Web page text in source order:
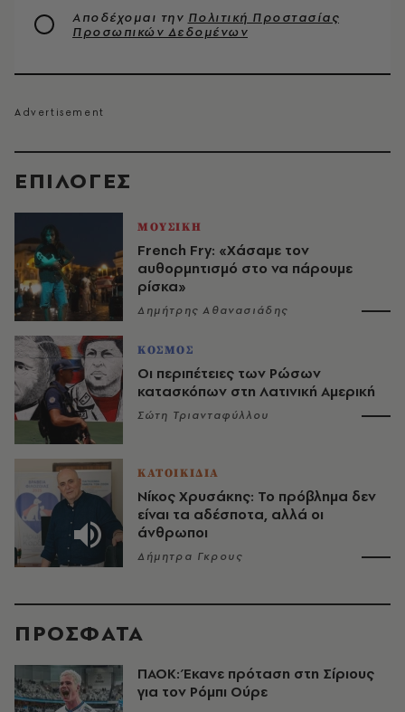
EΠΙΛΟΓΈΣ
ΜΟΥΣΙΚΗ
French Fry: «Χάσαμε τον
αυθορμητισμό στο να πάρουμε
ρίσκα»
Δημήτρης Αθανασιάδης
ΚΟΣΜΟΣ
Οι περιπέτειες των Ρώσων
κατασκόπων στη Λατινική Αμερική
Σώτη Τριανταφύλλου
ΚΑΤΟΙΚΙΔΙΑ
Νίκος Χρυσάκης: Το πρόβλημα δεν
είναι τα αδέσποτα, αλλά οι
άνθρωποι
Δήμητρα Γκρους
Αποδέχομαι την Πολιτική Προστασίας
Προσωπικών Δεδομένων
ΠΡΟΣΦΑΤΑ
ΠΑΟΚ: Έκανε πρόταση στη Σίριους
για τον Ρόμπι Ούρε